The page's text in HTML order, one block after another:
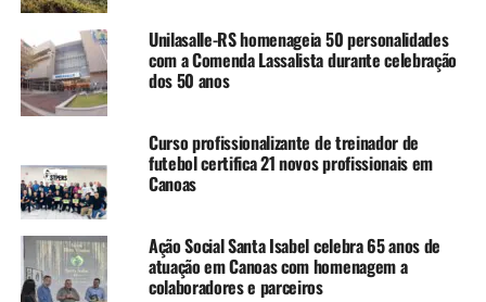
significativo que já tivemos
nestes três primeiros
meses de governo. Isso é
resultado de muito
trabalho e compromisso
com os canoenses”,
comentou o vice-prefeito
Rodrigo Busato.
Unilasalle-RS homenageia 50 personalidades
com a Comenda Lassalista durante celebração
dos 50 anos
Curso profissionalizante de treinador de
futebol certifica 21 novos profissionais em
Canoas
Ação Social Santa Isabel celebra 65 anos de
atuação em Canoas com homenagem a
colaboradores e parceiros